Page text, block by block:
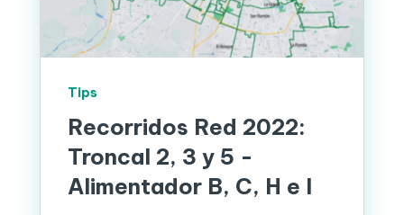
Tips
Recorridos Red 2022:
Troncal 2, 3 y 5 -
Alimentador B, C, H e I